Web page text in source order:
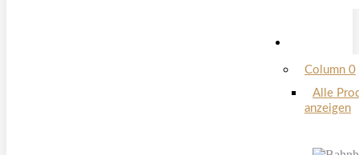
Column 0
Alle
anzeigen